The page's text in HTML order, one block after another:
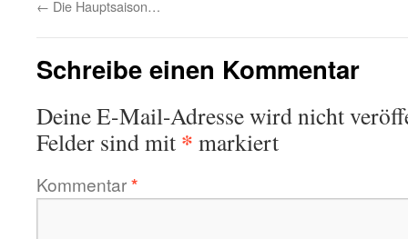
← Die Hauptsaison…
Schreibe einen Kommentar
Deine E-Mail-Adresse wird nicht
Felder sind mit * markiert
Kommentar*